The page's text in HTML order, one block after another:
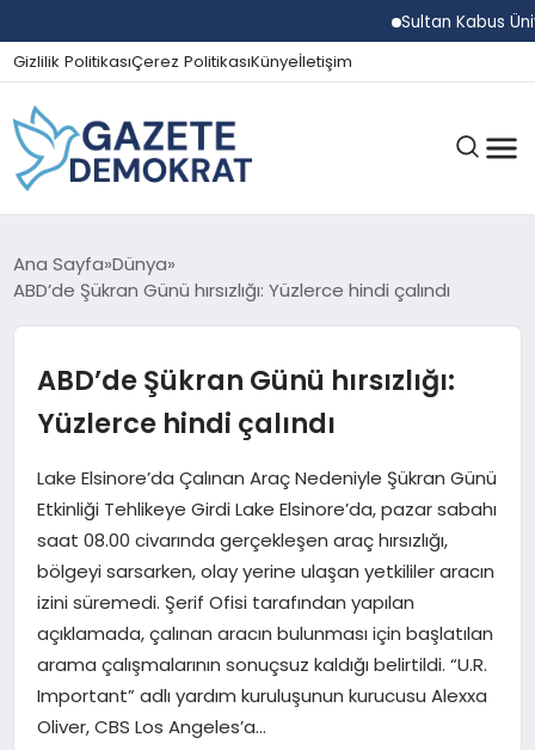
Sultan Kabus
Gizlilik PolitikasıÇerez PolitikasıKünyeİletişim
GÜNDEM
SPOR
MAGAZIN
SAĞLIK
EĞITIM
Ana Sayfa Dünya
ABD’de Şükran Günü hırsızlığı: Yüzlerce hindi çalındı
ABD’de Şükran Günü hırsızlığı:
Yüzlerce hindi çalındı
Lake Elsinore’da Çalınan Araç Nedeniyle Şükran Günü
Etkinliği Tehlikeye Girdi Lake Elsinore’da, pazar sabahı
saat 08.00 civarında gerçekleşen araç hırsızlığı,
bölgeyi sarsarken, olay yerine ulaşan yetkililer aracın
izini süremedi. Şerif Ofisi tarafından yapılan
açıklamada, çalınan aracın bulunması için başlatılan
arama çalışmalarının sonuçsuz kaldığı belirtildi. “U.R.
Important” adlı yardım kuruluşunun kurucusu Alexxa
Oliver, CBS Los Angeles’a…